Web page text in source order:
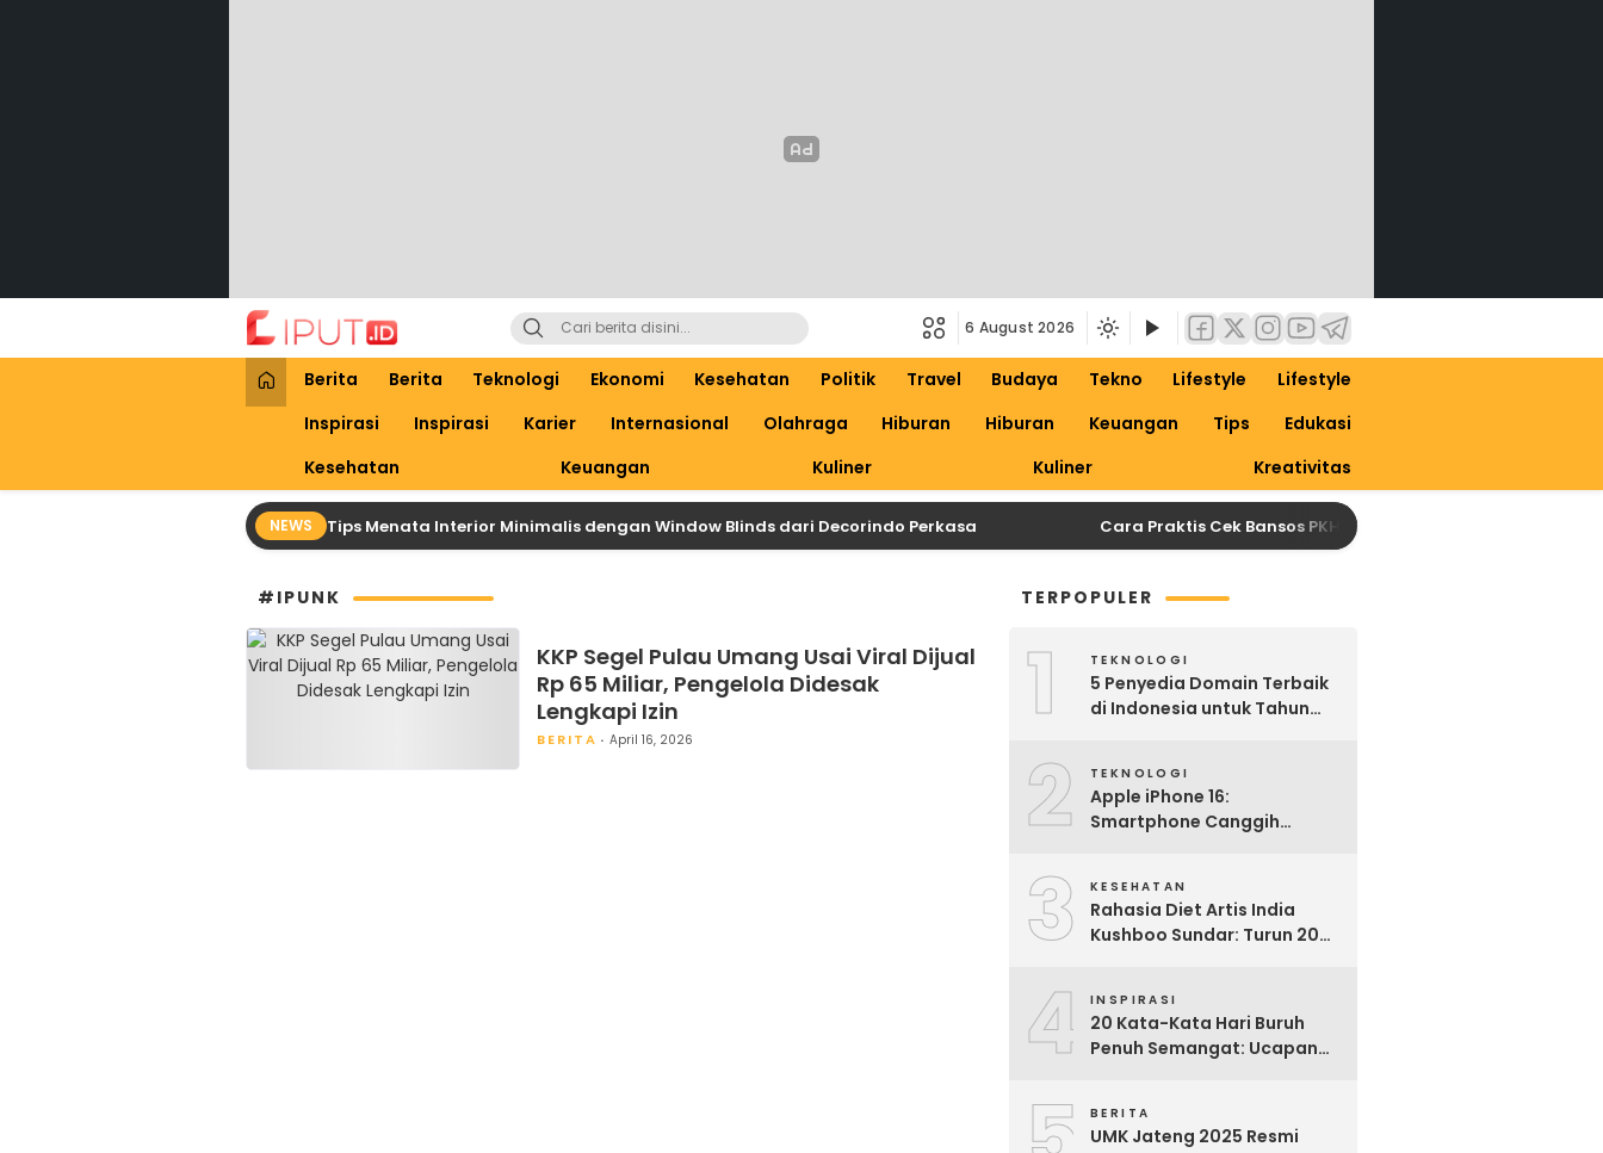
Liput
Liputan Digital
6 August 2026
Berita Berita Teknologi Ekonomi Kesehatan Politik Travel Budaya Tekno Lifestyle
Lifestyle
Inspirasi
Inspirasi Karier Internasional Olahraga Hiburan Hiburan Keuangan Tips
Edukasi
Kesehatan
Keuangan Kuliner Kuliner Kreativitas
NEWS Tips Menata Interior Minimalis dengan Window Blinds dari Decorindo Perkasa Cara Praktis Cek Bansos PKH April 2026 lewat HP dengan
#IPUNK
KKP Segel Pulau Umang Usai Viral Dijual
Rp 65 Miliar, Pengelola Didesak
Lengkapi Izin
BERITA April 16, 2026
TERPOPULER
1 TEKNOLOGI
5 Penyedia Domain Terbaik
di Indonesia untuk Tahun
2 TEKNOLOGI
Apple iPhone 16:
Smartphone Canggih
3 KESEHATAN
Rahasia Diet Artis India
Kushboo Sundar: Turun 20
4 INSPIRASI
20 Kata-Kata Hari Buruh
Penuh Semangat: Ucapan
BERITA
UMK Jateng 2025 Resmi